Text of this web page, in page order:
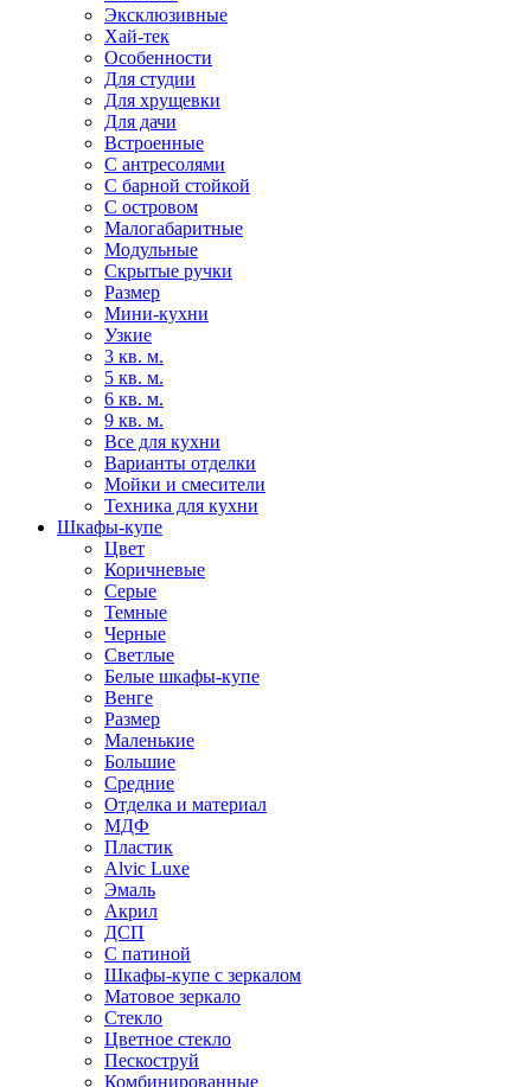
Эксклюзивные
Хай-тек
Особенности
Для студии
Для хрущевки
Для дачи
Встроенные
С антресолями
С барной стойкой
С островом
Малогабаритные
Модульные
Скрытые ручки
Размер
Мини-кухни
Узкие
3 кв. м.
5 кв. м.
6 кв. м.
9 кв. м.
Все для кухни
Варианты отделки
Мойки и смесители
Техника для кухни
Шкафы-купе
Цвет
Коричневые
Серые
Темные
Черные
Светлые
Белые шкафы-купе
Венге
Размер
Маленькие
Большие
Средние
Отделка и материал
МДФ
Пластик
Alvic Luxe
Эмаль
Акрил
ДСП
С патиной
Шкафы-купе с зеркалом
Матовое зеркало
Стекло
Цветное стекло
Пескоструй
Комбинированные